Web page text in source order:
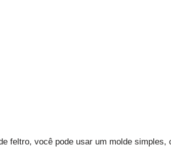
feltro, você pode usar um molde simples,